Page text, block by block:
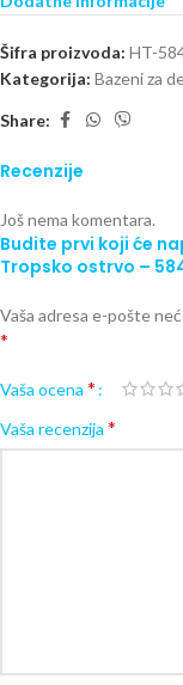
Šifra proizvoda: HT-
Kategorija: Bazeni za
Share:
Recenzije
Još nema komentara.
Budite prvi koji će
Tropsko ostrvo –
Vaša adresa e-pošte
*
Vaša ocena *
Vaša recenzija *